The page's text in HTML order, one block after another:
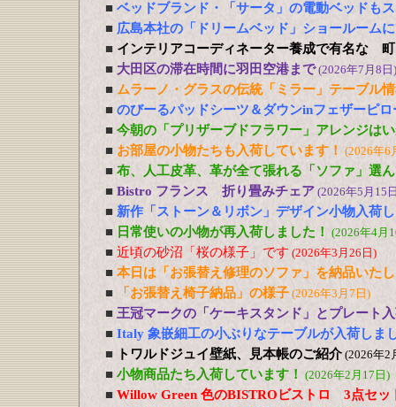
■ ベッドブランド・「サータ」の電動ベッドも
■ 広島本社の「ドリームベッド」ショールーム
■ インテリアコーディネーター養成で有名な
■ 大田区の滞在時間に羽田空港まで(2026年7月8日)
■ ムラーノ・グラスの伝統「ミラー」テーブル
■ のびーるパッドシーツ＆ダウンinフェザーピ
■ 今朝の「プリザーブドフラワー」アレンジは
■ お部屋の小物たちも入荷しています！ (2026年6
■ 布、人工皮革、革が全て張れる「ソファ」選
■ Bistro フランス 折り畳みチェア (2026年5月15
■ 新作「ストーン＆リボン」デザイン小物入荷
■ 日常使いの小物が再入荷しました！ (2026年4月
■ 近頃の砂沼「桜の様子」です (2026年3月26日)
■ 本日は「お張替え修理のソファ」を納品いた
■
「お張替え椅子納品」の様子 (2026年3月7日)
■ 王冠マークの「ケーキスタンド」とプレート
■ Italy 象嵌細工の小ぶりなテーブルが入荷しま
■
トワルドジュイ壁紙、見本帳のご紹介 (2026年2
■ 小物商品たち入荷しています！ (2026年2月17日)
■ Willow Green 色のBISTROビストロ 3点セッ